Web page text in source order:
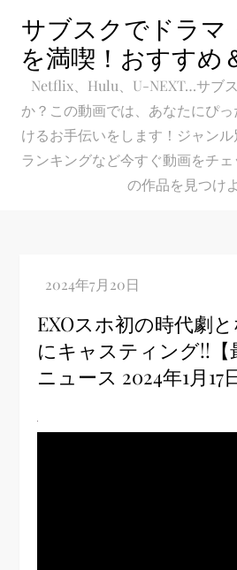
content
サブスクでドラマ
を満喫！おすすめ
Netflix、Hulu、U-NEXT…サブ
か？この動画では、あなたにぴ
けるお手伝いをします！ジャン
ランキングなど今すぐ動画をチ
の作品を見つけ
EXOスホ初の時代劇
にキャスティング!!【
ニュース 2024年1月17